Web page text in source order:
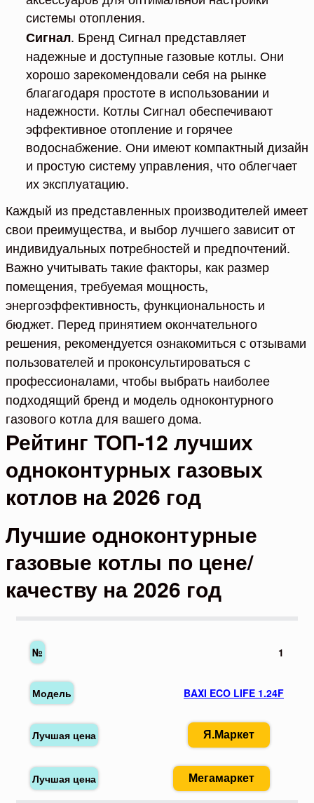
системы отопления.
Сигнал. Бренд Сигнал представляет
надежные и доступные газовые котлы. Они
хорошо зарекомендовали себя на рынке
благагодаря простоте в использовании и
надежности. Котлы Сигнал обеспечивают
эффективное отопление и горячее
водоснабжение. Они имеют компактный дизайн
и простую систему управления, что облегчает
их эксплуатацию.
Каждый из представленных производителей имеет
свои преимущества, и выбор лучшего зависит от
индивидуальных потребностей и предпочтений.
Важно учитывать такие факторы, как размер
помещения, требуемая мощность,
энергоэффективность, функциональность и
бюджет. Перед принятием окончательного
решения, рекомендуется ознакомиться с отзывами
пользователей и проконсультироваться с
профессионалами, чтобы выбрать наиболее
подходящий бренд и модель одноконтурного
газового котла для вашего дома.
Рейтинг ТОП-12 лучших
одноконтурных газовых
котлов на 2026 год
Лучшие одноконтурные
газовые котлы по цене/
качеству на 2026 год
1
BAXI ECO LIFE 1.24F
Я.Маркет
Мегамаркет